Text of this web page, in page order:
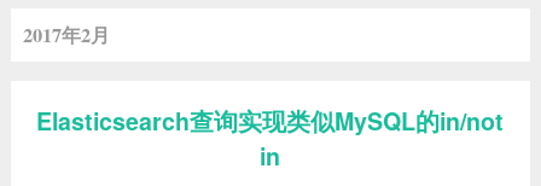
2017年2月
Elasticsearch查询实现类似MySQL的in/not
in